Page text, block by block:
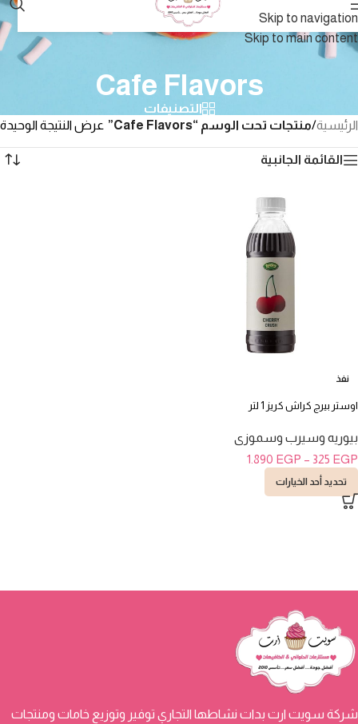
Skip to navigation
Skip to main content
Cafe Flavors
التصنيفات
الرئيسية/منتجات تحت الوسم “Cafe Flavors” عرض النتيجة الوحيدة
القائمة الجانبية
نفذ
اوستر بيرج كراش كريز 1 لتر
بيوريه وسيرب وسموزى
325 EGP
–
1.890 EGP
تحديد أحد الخيارات
شركة سويت ارت بدات نشاطها التجاري توفير وتوزيع خامات ومنتجات